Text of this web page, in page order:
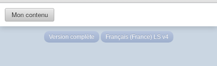
Mon contenu
Version complète Français (France) LS v4